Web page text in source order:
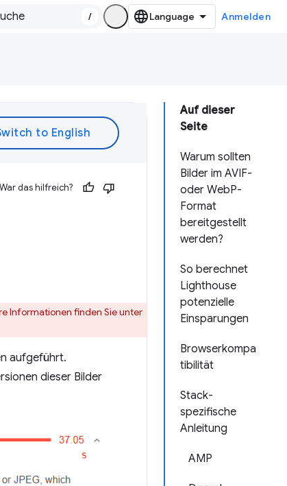
/ Anmelden
Auf dieser
Seite
Warum sollten
Bilder im AVIF-
oder WebP-
Format
bereitgestellt
werden?
So berechnet
Lighthouse
potenzielle
Einsparungen
Browserkompa
tibilität
Stack-
spezifische
Anleitung
AMP
War das hilfreich?
Informationen finden Sie unter
aufgeführt.
dieser Bilder